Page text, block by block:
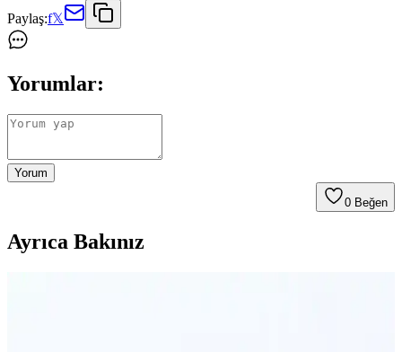
Paylaş:f𝕏
Yorumlar:
Yorum
0 Beğen
Ayrıca Bakınız